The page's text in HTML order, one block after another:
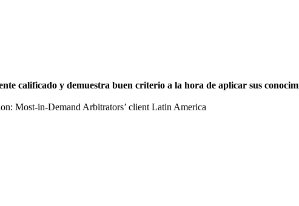
calificado y demuestra buen criterio a la hora de aplicar sus
Most-in-Demand Arbitrators’ client Latin America